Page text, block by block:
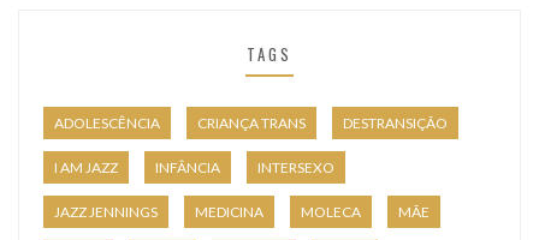
TAGS
ADOLESCÊNCIA CRIANÇA TRANS DESTRANSIÇÃO
I AM JAZZ INFÂNCIA INTERSEXO
JAZZ JENNINGS MEDICINA MOLECA MÃE